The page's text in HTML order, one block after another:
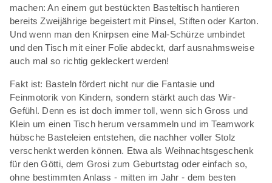
machen: An einem gut bestückten Basteltisch hantieren
bereits Zweijährige begeistert mit Pinsel, Stiften oder Karton.
Und wenn man den Knirpsen eine Mal-Schürze umbindet
und den Tisch mit einer Folie abdeckt, darf ausnahmsweise
auch mal so richtig gekleckert werden!
Fakt ist: Basteln fördert nicht nur die Fantasie und
Feinmotorik von Kindern, sondern stärkt auch das Wir-
Gefühl. Denn es ist doch immer toll, wenn sich Gross und
Klein um einen Tisch herum versammeln und im Teamwork
hübsche Basteleien entstehen, die nachher voller Stolz
verschenkt werden können. Etwa als Weihnachtsgeschenk
für den Götti, dem Grosi zum Geburtstag oder einfach so,
ohne bestimmten Anlass - mitten im Jahr - dem besten